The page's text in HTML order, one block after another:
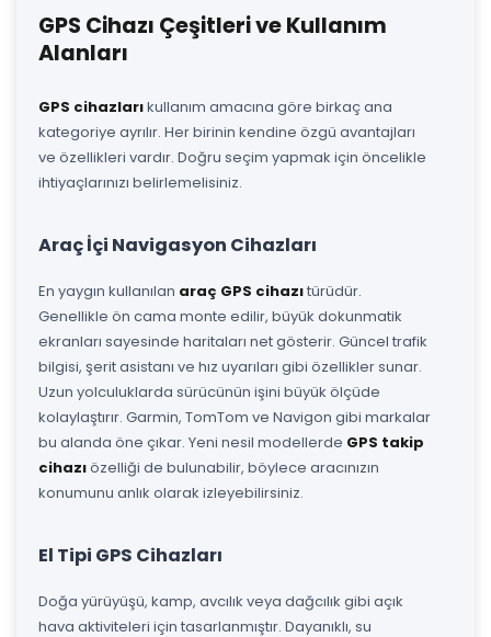
GPS Cihazı Çeşitleri ve Kullanım
Alanları
GPS cihazlarıkullanım amacına göre birkaç ana
kategoriye ayrılır. Her birinin kendine özgü avantajları
ve özellikleri vardır. Doğru seçim yapmak için öncelikle
ihtiyaçlarınızı belirlemelisiniz.
Araç İçi Navigasyon Cihazları
En yaygın kullanılan araç GPS cihazıtürüdür.
Genellikle ön cama monte edilir, büyük dokunmatik
ekranları sayesinde haritaları net gösterir. Güncel trafik
bilgisi, şerit asistanı ve hız uyarıları gibi özellikler sunar.
Uzun yolculuklarda sürücünün işini büyük ölçüde
kolaylaştırır. Garmin, TomTom ve Navigon gibi markalar
bu alanda öne çıkar. Yeni nesil modellerde GPS takip
cihazıözelliği de bulunabilir, böylece aracınızın
konumunu anlık olarak izleyebilirsiniz.
El Tipi GPS Cihazları
Doğa yürüyüşü, kamp, avcılık veya dağcılık gibi açık
hava aktiviteleri için tasarlanmıştır. Dayanıklı, su